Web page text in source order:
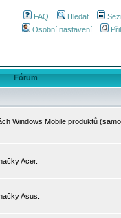
FAQ Hledat
Osobní nastavení
Fórum
Windows Mobile produktů
Acer.
Asus.